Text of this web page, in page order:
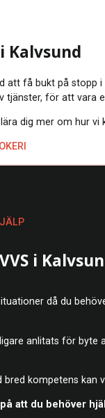
Kalvsund
att få bukt på stopp
tjänster, för att vara
dig mer om hur vi
i
då du
anlitats för
kompetens kan
att du behöver